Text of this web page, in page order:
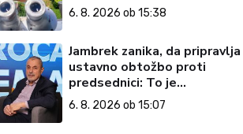
6. 8. 2026 ob 15:38
Jambrek zanika, da pripravlja
ustavno obtožbo proti
predsednici: To je
popolnoma neresnična
informacija
6. 8. 2026 ob 15:07